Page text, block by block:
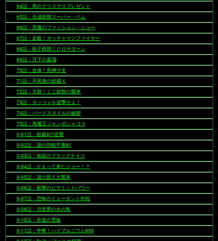
64話：死のクリスマスプレゼント
65話：合成鉄獣スーパー・ベム
66話：悪魔のファッション・ショー
67話：必殺！ガッチャマンファイヤー
68話：粒子鉄獣ミクロサターン
69話：月下の墓場
70話：合体！死神少女
71話：不死身の総裁Ｘ
72話：大群！ミニ鉄獣の襲来
73話：カッツェを追撃せよ！
74話：バードスタイルの秘密
75話：海魔王ジャンボシャコラ
II-01話：総裁Xの逆襲
II-02話：謎の羽根手裏剣
II-03話：地獄のブラックナイツ
II-04話：かえって来たジョー！？
II-05話：謎の原人大襲来
II-06話：衝撃のピラミッドパワー
II-07話：恐怖のミュータント作戦
II-08話：月世界の火の鳥
II-10話：赤道の雪嵐
II-11話：争奪！ハイプルニウム600